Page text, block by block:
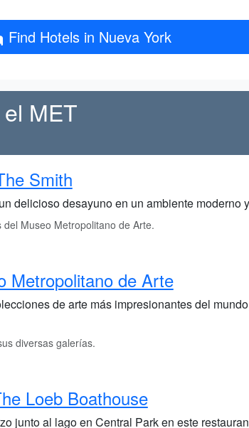
Find Hotels in Nueva York
MET
Smith
delicioso desayuno en un ambiente moderno
Museo Metropolitano de Arte.
Metropolitano de Arte
de arte más impresionantes del
diversas galerías.
Loeb Boathouse
junto al lago en Central Park en este